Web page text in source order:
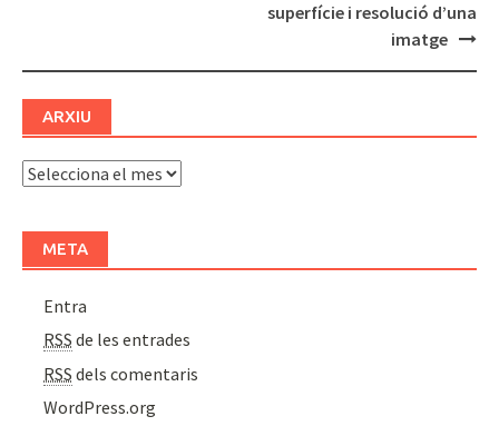
superfície i resolució d’una
imatge
ARXIU
Arxiu
META
Entra
RSS de les entrades
RSS dels comentaris
WordPress.org